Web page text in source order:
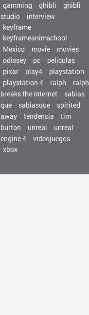
gamming
ghibli
ghibli
studio
interview
keyframe
keyframeanimschool
Mexico
movie
movies
odissey
pc
peliculas
pixar
play4
playstation
playstation 4
ralph
ralph
breaks the internet
sabias
que
sabiasque
spirited
away
tendencia
tim
burton
unreal
unreal
engine 4
videojuegos
xbox